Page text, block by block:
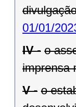
01/01/
IV - o
imprensa
V - o